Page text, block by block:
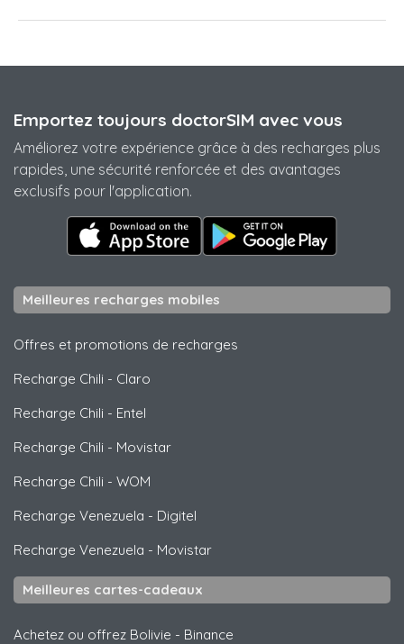
Emportez toujours doctorSIM avec vous
Améliorez votre expérience grâce à des recharges plus
rapides, une sécurité renforcée et des avantages
exclusifs pour l'application.
Meilleures recharges mobiles
Offres et promotions de recharges
Recharge Chili - Claro
Recharge Chili - Entel
Recharge Chili - Movistar
Recharge Chili - WOM
Recharge Venezuela - Digitel
Recharge Venezuela - Movistar
Meilleures cartes-cadeaux
Achetez ou offrez Bolivie - Binance